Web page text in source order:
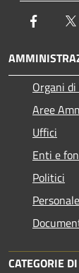
Facebook
Organi
Aree
Uffici
Enti e
Politici
CATEGORIE